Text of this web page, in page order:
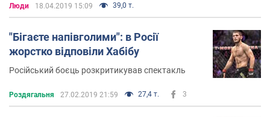
Люди 18.04.2019 15:09 39,0 т.
"Бігаєте напівголими": в Росії
жорстко відповіли Хабібу
Російський боєць розкритикував спектакль
Роздягальня 27.02.2019 21:59 27,4 т. 3